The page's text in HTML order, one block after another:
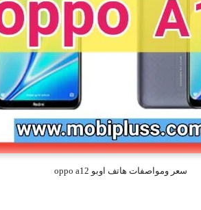
سعر ومواصفات هاتف اوبو oppo a12